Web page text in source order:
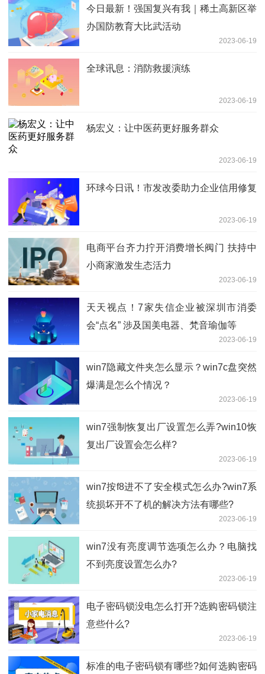
今日最新！强国复兴有我｜稀土高新区举
办国防教育大比武活动
2023-06-19
全球讯息：消防救援演练
2023-06-19
杨宏义：让中医药更好服务群众
2023-06-19
环球今日讯！市发改委助力企业信用修复
2023-06-19
电商平台齐力拧开消费增长阀门 扶持中
小商家激发生态活力
2023-06-19
天天视点！7家失信企业被深圳市消委
会“点名” 涉及国美电器、梵音瑜伽等
2023-06-19
win7隐藏文件夹怎么显示？win7c盘突然
爆满是怎么个情况？
2023-06-19
win7强制恢复出厂设置怎么弄?win10恢
复出厂设置会怎么样?
2023-06-19
win7按f8进不了安全模式怎么办?win7系
统损坏开不了机的解决方法有哪些?
2023-06-19
win7没有亮度调节选项怎么办？电脑找
不到亮度设置怎么办?
2023-06-19
电子密码锁没电怎么打开?选购密码锁注
意些什么?
2023-06-19
标准的电子密码锁有哪些?如何选购密码